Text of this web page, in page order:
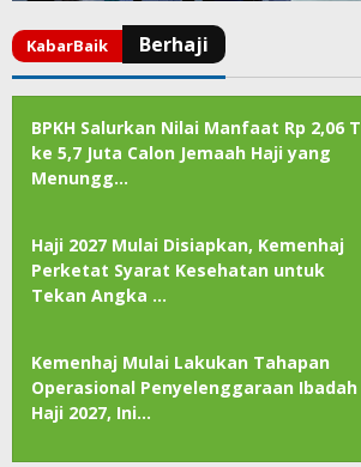
BPKH Salurkan Nilai Manfaat Rp 2,06 T
ke 5,7 Juta Calon Jemaah Haji yang
Menungg…
Haji 2027 Mulai Disiapkan, Kemenhaj
Perketat Syarat Kesehatan untuk
Tekan Angka …
Kemenhaj Mulai Lakukan Tahapan
Operasional Penyelenggaraan Ibadah
Haji 2027, Ini…